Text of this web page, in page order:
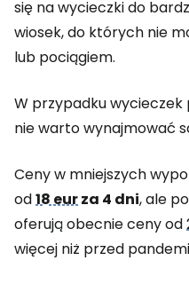
się na wycieczki do
wiosek, do których nie
lub pociągiem.
W przypadku
nie warto wynajmować
Ceny w mniejszych
od18 eurza 4 dni, ale
oferują obecnie ceny od
więcej niż przed